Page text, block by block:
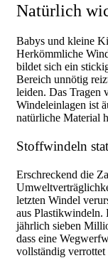
Natürlich
Babys und kleine
Herkömmliche
bildet sich ein
Bereich unnötig
leiden. Das Tragen
Windeleinlagen ist
natürliche Material
Stoffwindeln
Erschreckend die
letzten Windel
aus
jährlich sieben
dass eine
vollständig verrottet